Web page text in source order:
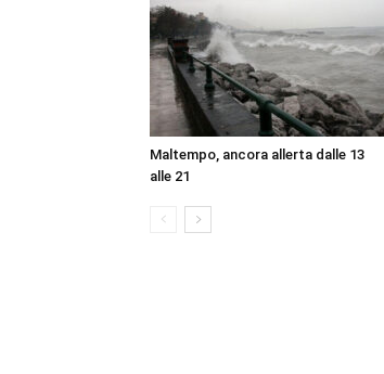
Maltempo, ancora allerta dalle 13
alle 21